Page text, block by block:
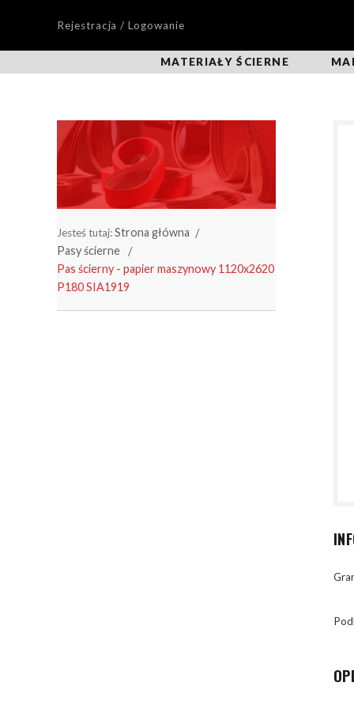
Rejestracja / Logowanie
MATERIAŁY ŚCIERNE
Jesteś tutaj:Strona główna
Pasy ścierne
Pas ścierny - papier maszynowy 1120x2620
P180 SIA1919